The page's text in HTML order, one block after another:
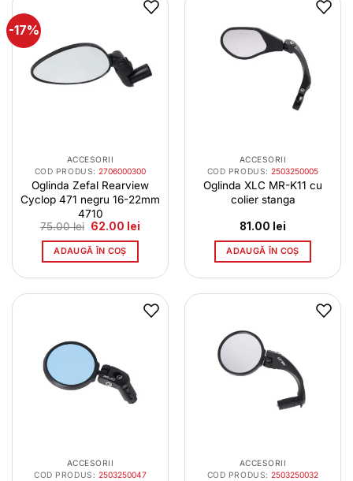
-17%
ACCESORII
COD PRODUS:2706000300
Oglinda Zefal Rearview
Cyclop 471 negru 16-22mm
4710
75.00lei Prețul
a
fost:
75.00 lei.
62.00 lei
ADAUGĂ ÎN COȘ
ACCESORII
COD PRODUS:2503250005
Oglinda XLC MR-K11 cu
colier stanga
81.00 lei
ADAUGĂ ÎN COȘ
ACCESORII
COD PRODUS: 2503250047
ACCESORII
COD PRODUS:2503250032